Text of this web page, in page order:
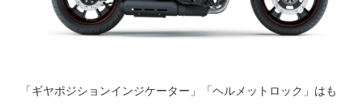
「ギヤポジションインジケーター」「ヘルメットロック」はも